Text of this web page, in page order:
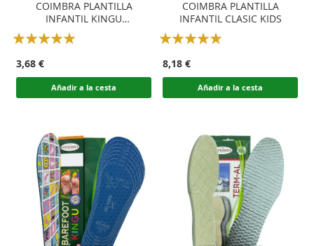
COIMBRA PLANTILLA
INFANTIL KINGU
RECORTABLE
Rating:
3,68 €
Añadir a la cesta
COIMBRA PLANTILLA
INFANTIL CLASIC KIDS
Rating:
8,18 €
Añadir a la cesta